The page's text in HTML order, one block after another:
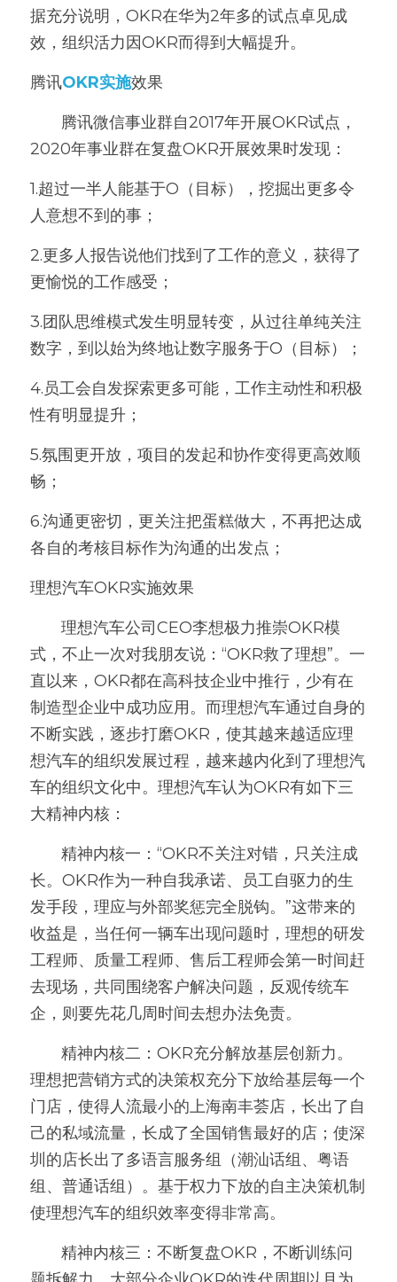
据充分说明，OKR在华为2年多的试点卓见成
效，组织活力因OKR而得到大幅提升。
腾讯OKR实施效果
2020年事业群在复盘OKR开展效果时发现：
1.超过一半人能基于O（目标），挖掘出更多令
人意想不到的事；
2.更多人报告说他们找到了工作的意义，获得了
更愉悦的工作感受；
3.团队思维模式发生明显转变，从过往单纯关注
数字，到以始为终地让数字服务于O（目标）；
4.员工会自发探索更多可能，工作主动性和积极
性有明显提升；
5.氛围更开放，项目的发起和协作变得更高效顺
畅；
6.沟通更密切，更关注把蛋糕做大，不再把达成
各自的考核目标作为沟通的出发点；
理想汽车OKR实施效果
式，不止一次对我朋友说：“OKR救了理想”。一
直以来，OKR都在高科技企业中推行，少有在
制造型企业中成功应用。而理想汽车通过自身的
不断实践，逐步打磨OKR，使其越来越适应理
想汽车的组织发展过程，越来越内化到了理想汽
车的组织文化中。理想汽车认为OKR有如下三
大精神内核：
长。OKR作为一种自我承诺、员工自驱力的生
发手段，理应与外部奖惩完全脱钩。”这带来的
收益是，当任何一辆车出现问题时，理想的研发
工程师、质量工程师、售后工程师会第一时间赶
去现场，共同围绕客户解决问题，反观传统车
企，则要先花几周时间去想办法免责。
理想把营销方式的决策权充分下放给基层每一个
门店，使得人流最小的上海南丰荟店，长出了自
己的私域流量，长成了全国销售最好的店；使深
圳的店长出了多语言服务组（潮汕话组、粤语
组、普通话组）。基于权力下放的自主决策机制
使理想汽车的组织效率变得非常高。